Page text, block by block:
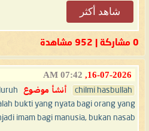
شاهد أكثر
0 مشاركة | 952 مشاهدة
16-07-2026,
07:42 AM
chilmi hasbullah أنشأ موضوع
bukti yang nyata bagi orang yang
imam bagi manusia, bukan nasab.